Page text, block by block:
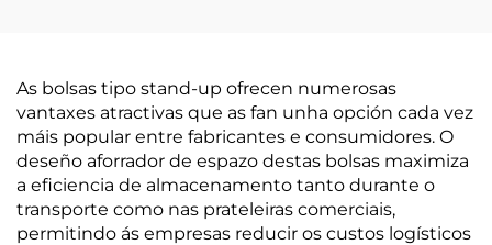
As bolsas tipo stand-up ofrecen numerosas
vantaxes atractivas que as fan unha opción cada vez
máis popular entre fabricantes e consumidores. O
deseño aforrador de espazo destas bolsas maximiza
a eficiencia de almacenamento tanto durante o
transporte como nas prateleiras comerciais,
permitindo ás empresas reducir os custos logísticos